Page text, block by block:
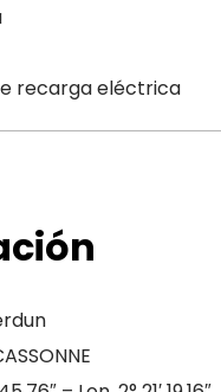
recarga eléctrica